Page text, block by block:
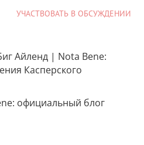
УЧАСТВОВАТЬ В ОБСУЖДЕНИИ
Айленд | Nota Bene:
Касперского
официальный блог